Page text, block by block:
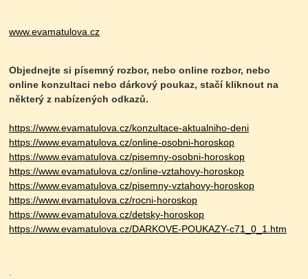
www.evamatulova.cz
Objednejte si písemný rozbor, nebo online rozbor, nebo
online konzultaci nebo dárkový poukaz,stačí kliknout na
některý z nabízených odkazů.
https://www.evamatulova.cz/konzultace-aktualniho-deni
https://www.evamatulova.cz/online-osobni-horoskop
https://www.evamatulova.cz/pisemny-osobni-horoskop
https://www.evamatulova.cz/online-vztahovy-horoskop
https://www.evamatulova.cz/pisemny-vztahovy-horoskop
https://www.evamatulova.cz/rocni-horoskop
https://www.evamatulova.cz/detsky-horoskop
https://www.evamatulova.cz/DARKOVE-POUKAZY-c71_0_1.htm
.